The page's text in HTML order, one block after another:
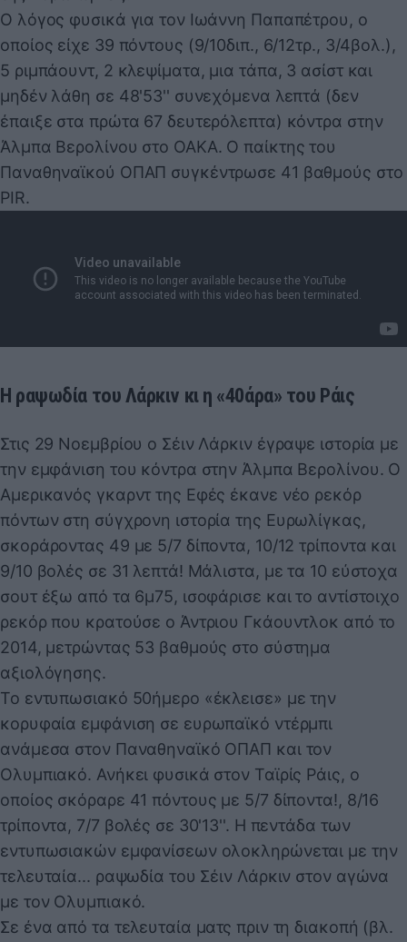
Ο λόγος φυσικά για τον Ιωάννη Παπαπέτρου, ο
οποίος είχε 39 πόντους (9/10διπ., 6/12τρ., 3/4βολ.),
5 ριμπάουντ, 2 κλεψίματα, μια τάπα, 3 ασίστ και
μηδέν λάθη σε 48'53'' συνεχόμενα λεπτά (δεν
έπαιξε στα πρώτα 67 δευτερόλεπτα) κόντρα στην
Άλμπα Βερολίνου στο ΟΑΚΑ. Ο παίκτης του
Παναθηναϊκού ΟΠΑΠ συγκέντρωσε 41 βαθμούς στο
PIR.
Η ραψωδία του Λάρκιν κι η «40άρα» του Ράις
Στις 29 Νοεμβρίου ο Σέιν Λάρκιν έγραψε ιστορία με
την εμφάνιση του κόντρα στην Άλμπα Βερολίνου. Ο
Αμερικανός γκαρντ της Εφές έκανε νέο ρεκόρ
πόντων στη σύγχρονη ιστορία της Ευρωλίγκας,
σκοράροντας 49 με 5/7 δίποντα, 10/12 τρίποντα και
9/10 βολές σε 31 λεπτά! Μάλιστα, με τα 10 εύστοχα
σουτ έξω από τα 6μ75, ισοφάρισε και το αντίστοιχο
ρεκόρ που κρατούσε ο Άντριου Γκάουντλοκ από το
2014, μετρώντας 53 βαθμούς στο σύστημα
αξιολόγησης.
Το εντυπωσιακό 50ήμερο «έκλεισε» με την
κορυφαία εμφάνιση σε ευρωπαϊκό ντέρμπι
ανάμεσα στον Παναθηναϊκό ΟΠΑΠ και τον
Ολυμπιακό. Ανήκει φυσικά στον Ταϊρίς Ράις, ο
οποίος σκόραρε 41 πόντους με 5/7 δίποντα!, 8/16
τρίποντα, 7/7 βολές σε 30'13''. Η πεντάδα των
εντυπωσιακών εμφανίσεων ολοκληρώνεται με την
τελευταία... ραψωδία του Σέιν Λάρκιν στον αγώνα
με τον Ολυμπιακό.
Σε ένα από τα τελευταία ματς πριν τη διακοπή (βλ.